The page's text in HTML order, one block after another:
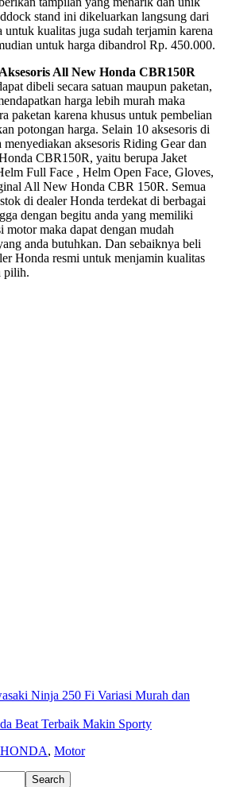
stand ini dikeluarkan langsung dari
kualitas juga sudah terjamin karena
untuk harga dibandrol Rp. 450.000.
All New Honda CBR150R
dibeli secara satuan maupun paketan,
harga lebih murah maka
paketan karena khusus untuk pembelian
potongan harga. Selain 10 aksesoris di
aksesoris Riding Gear dan
CBR150R, yaitu berupa Jaket
Full Face , Helm Open Face, Gloves,
All New Honda CBR 150R. Semua
di dealer Honda terdekat di berbagai
dengan begitu anda yang memiliki
motor maka dapat dengan mudah
anda butuhkan. Dan sebaiknya beli
Honda resmi untuk menjamin kualitas
pilih.
Ninja 250 Fi Variasi Murah dan
Beat Terbaik Makin Sporty
HONDA, Motor